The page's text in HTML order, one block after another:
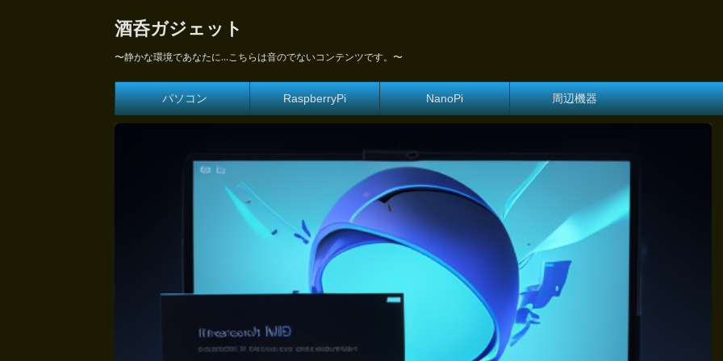
酒呑ガジェット
〜静かな環境であなたに...こちらは音のでないコンテンツです。〜
パソコン RaspberryPi NanoPi 周辺機器